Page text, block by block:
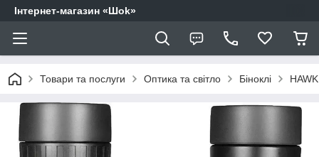
Інтернет-магазин «Шоk»
Товари та послуги Оптика та світло Біноклі